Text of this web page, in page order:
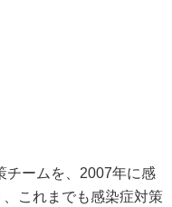
ームを、2007年に感
これまでも感染症対策